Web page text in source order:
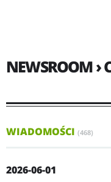
NEWSROOM ›
WIADOMOŚCI (468)
2026-06-01